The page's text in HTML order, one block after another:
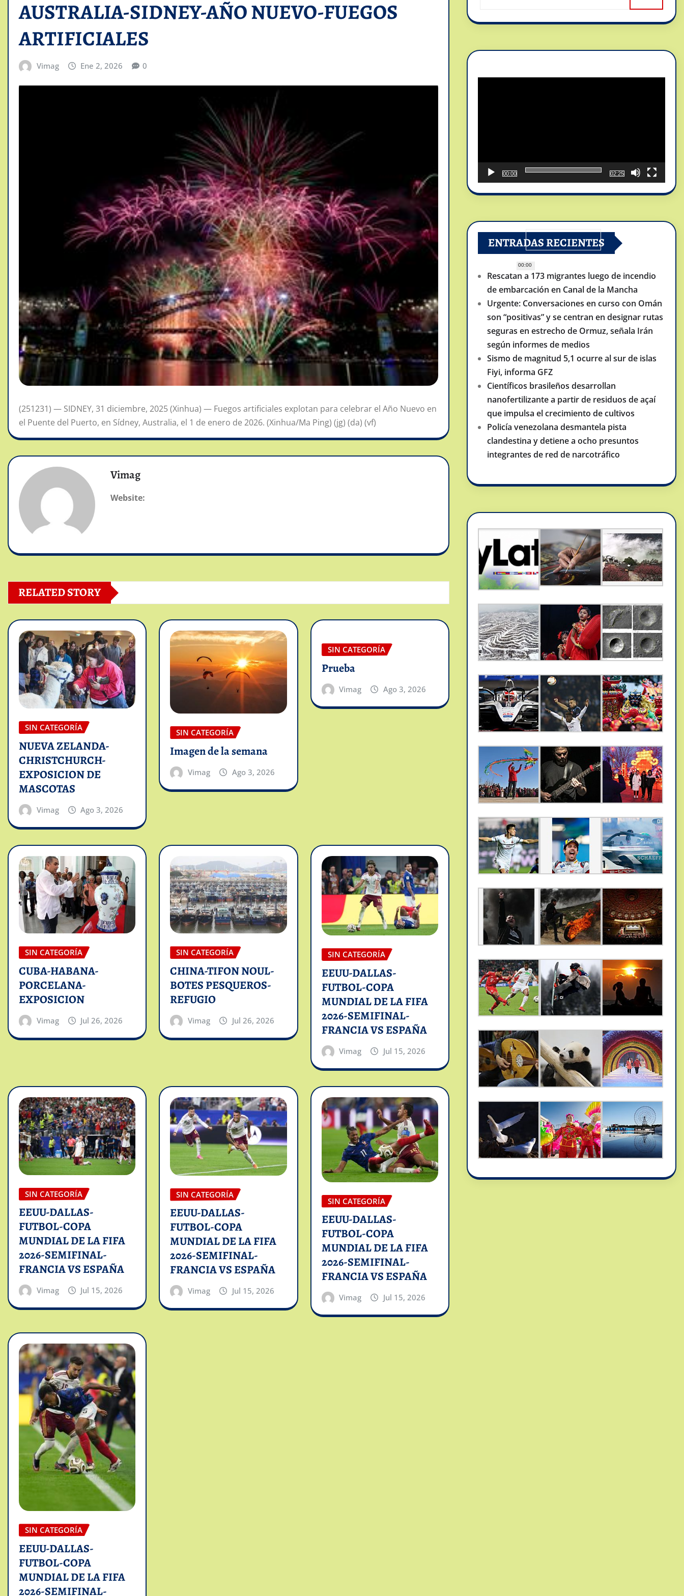
AUSTRALIA-SIDNEY-AÑO NUEVO-FUEGOS
ARTIFICIALES
Vimag Ene 2, 2026 0
(251231) — SIDNEY, 31 diciembre, 2025 (Xinhua) — Fuegos artificiales explotan para celebrar el Año Nuevo en
el Puente del Puerto, en Sídney, Australia, el 1 de enero de 2026. (Xinhua/Ma Ping) (jg) (da) (vf)
Vimag
Website:
RELATED STORY
SIN CATEGORÍA
NUEVA ZELANDA-
CHRISTCHURCH-
EXPOSICION DE
MASCOTAS
Vimag Ago 3, 2026
SIN CATEGORÍA
Imagen de la semana
Vimag Ago 3, 2026
SIN CATEGORÍA
Prueba
Vimag Ago 3, 2026
SIN CATEGORÍA
CUBA-HABANA-
PORCELANA-
EXPOSICION
Vimag Jul 26, 2026
SIN CATEGORÍA
CHINA-TIFON NOUL-
BOTES PESQUEROS-
REFUGIO
Vimag Jul 26, 2026
SIN CATEGORÍA
EEUU-DALLAS-
FUTBOL-COPA
MUNDIAL DE LA FIFA
2026-SEMIFINAL-
FRANCIA VS ESPAÑA
Vimag Jul 15, 2026
SIN CATEGORÍA
EEUU-DALLAS-
FUTBOL-COPA
MUNDIAL DE LA FIFA
2026-SEMIFINAL-
FRANCIA VS ESPAÑA
Vimag Jul 15, 2026
SIN CATEGORÍA
EEUU-DALLAS-
FUTBOL-COPA
MUNDIAL DE LA FIFA
2026-SEMIFINAL-
FRANCIA VS ESPAÑA
Vimag Jul 15, 2026
SIN CATEGORÍA
EEUU-DALLAS-
FUTBOL-COPA
MUNDIAL DE LA FIFA
2026-SEMIFINAL-
FRANCIA VS ESPAÑA
Vimag Jul 15, 2026
SIN CATEGORÍA
EEUU-DALLAS-
FUTBOL-COPA
MUNDIAL DE LA FIFA
2026-SEMIFINAL-
00:00
00:00
02:25
ENTRADAS RECIENTES
Rescatan a 173 migrantes luego de incendio
de embarcación en Canal de la Mancha
Urgente: Conversaciones en curso con Omán
son “positivas” y se centran en designar rutas
seguras en estrecho de Ormuz, señala Irán
según informes de medios
Sismo de magnitud 5,1 ocurre al sur de islas
Fiyi, informa GFZ
Científicos brasileños desarrollan
nanofertilizante a partir de residuos de açaí
que impulsa el crecimiento de cultivos
Policía venezolana desmantela pista
clandestina y detiene a ocho presuntos
integrantes de red de narcotráfico